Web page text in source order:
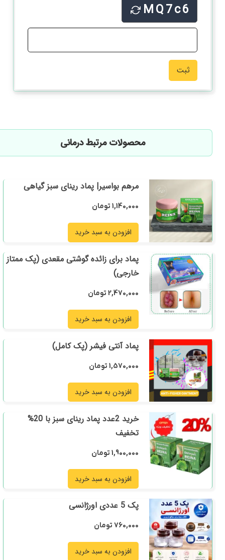
MQ7c6
محصولات مرتبط درمانی
مرهم بواسیر| پماد رینای سبز گیاهی
1,140,000 تومان
افزودن به سبد خرید
پماد برای زائده گوشتی مقعدی (پک ممتاز
خارجی)
2,470,000 تومان
افزودن به سبد خرید
پماد آنتی فیشر (پک کامل)
1,570,000 تومان
افزودن به سبد خرید
خرید 2عدد پماد رینای سبز با 20%
تخفیف
1,900,000 تومان
افزودن به سبد خرید
پک 5 عددی اورژانسی
760,000 تومان
افزودن به سبد خرید